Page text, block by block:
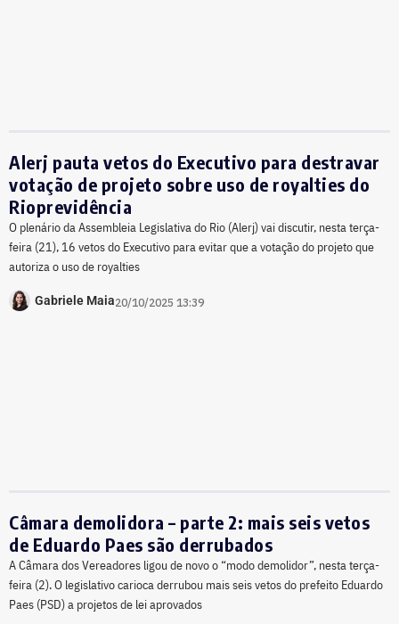
Alerj pauta vetos do Executivo para destravar
votação de projeto sobre uso de royalties do
Rioprevidência
O plenário da Assembleia Legislativa do Rio (Alerj) vai discutir, nesta terça-
feira (21), 16 vetos do Executivo para evitar que a votação do projeto que
autoriza o uso de royalties
Gabriele Maia20/10/2025 13:39
Câmara demolidora – parte 2: mais seis vetos
de Eduardo Paes são derrubados
A Câmara dos Vereadores ligou de novo o “modo demolidor”, nesta terça-
feira (2). O legislativo carioca derrubou mais seis vetos do prefeito Eduardo
Paes (PSD) a projetos de lei aprovados